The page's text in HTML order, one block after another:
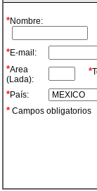
*Nombre:
*E-mail:
*Area
(Lada):
*
*País:
* Campos obligatorios